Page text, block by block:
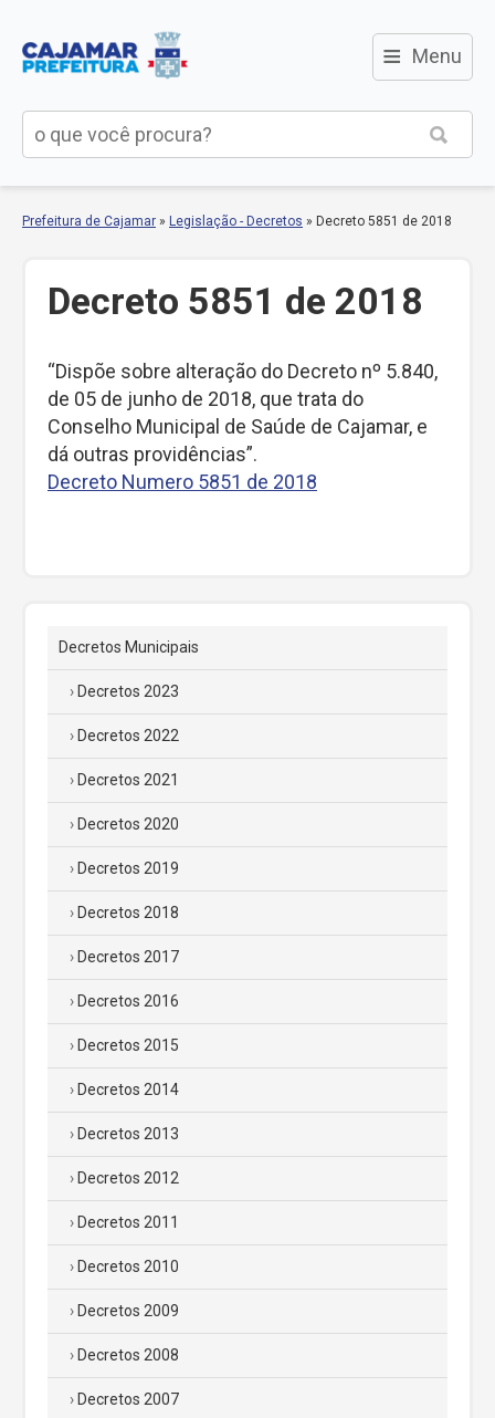
≡ Menu
Prefeitura de Cajamar » Legislação - Decretos » Decreto 5851 de 2018
Decreto 5851 de 2018
“Dispõe sobre alteração do Decreto nº 5.840,
de 05 de junho de 2018, que trata do
Conselho Municipal de Saúde de Cajamar, e
dá outras providências”.
Decreto Numero 5851 de 2018
Decretos Municipais
Decretos 2023
Decretos 2022
Decretos 2021
Decretos 2020
Decretos 2019
Decretos 2018
Decretos 2017
Decretos 2016
Decretos 2015
Decretos 2014
Decretos 2013
Decretos 2012
Decretos 2011
Decretos 2010
Decretos 2009
Decretos 2008
Decretos 2007